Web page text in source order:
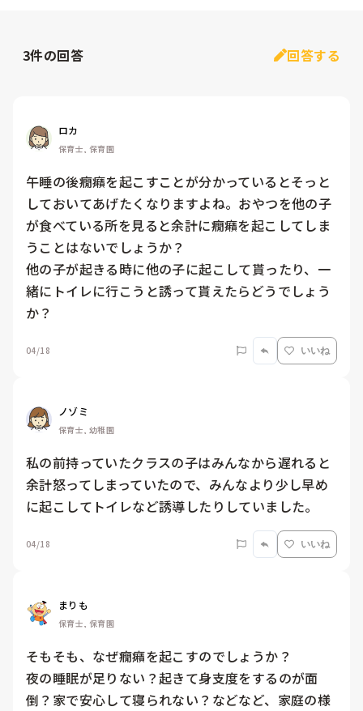
3件の回答 回答する
ロカ
保育士, 保育園
午睡の後癇癪を起こすことが分かっているとそっと
しておいてあげたくなりますよね。おやつを他の子
が食べている所を見ると余計に癇癪を起こしてしま
うことはないでしょうか？
他の子が起きる時に他の子に起こして貰ったり、一
緒にトイレに行こうと誘って貰えたらどうでしょう
か？
04/18 いいね
ノゾミ
保育士, 幼稚園
私の前持っていたクラスの子はみんなから遅れると
余計怒ってしまっていたので、みんなより少し早め
に起こしてトイレなど誘導したりしていました。
04/18 いいね
まりも
保育士, 保育園
そもそも、なぜ癇癪を起こすのでしょうか？
夜の睡眠が足りない？起きて身支度をするのが面
倒？家で安心して寝られない？などなど、家庭の様